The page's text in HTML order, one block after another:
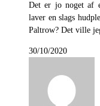
Det er jo noget af
laver en slags
Paltrow? Det ville
30/10/2020